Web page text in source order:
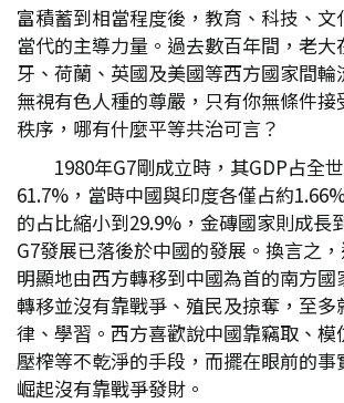
富積蓄到相當程度後，教育、科技、文
當代的主導力量。過去數百年間，老大
牙、荷蘭、英國及美國等西方國家間輪
無視有色人種的尊嚴，只有你無條件
秩序，哪有什麼平等共治可言？
1980年G7剛成立時，其GDP占全
61.7%，當時中國與印度各僅占約
的占比縮小到29.9%，金磚國家則成長
G7發展已落後於中國的發展。換言之
明顯地由西方轉移到中國為首的南方
轉移並沒有靠戰爭、殖民及掠奪，至多
律、學習。西方喜歡說中國靠竊取、模
壓榨等不乾淨的手段，而擺在眼前的事
崛起沒有靠戰爭發財。